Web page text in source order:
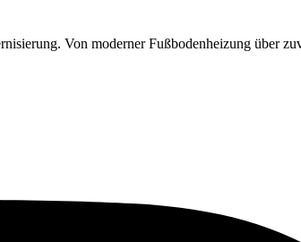
Von moderner Fußbodenheizung über